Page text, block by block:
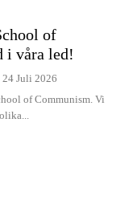
of
i våra led!
24 Juli 2026
of Communism. Vi